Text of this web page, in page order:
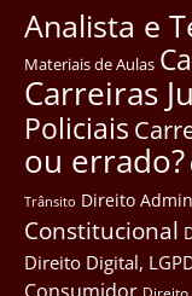
Analista e
Materiais de Aulas
Carreiras
Policiais
ou errado?
Trânsito Direito
Constitucional
Direito Digital,